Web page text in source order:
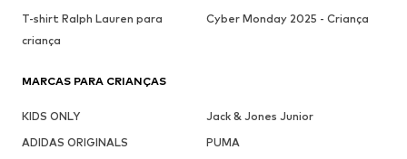
T-shirt Ralph Lauren para
criança
Cyber Monday 2025 - Criança
MARCAS PARA CRIANÇAS
KIDS ONLY
Jack & Jones Junior
ADIDAS ORIGINALS
PUMA